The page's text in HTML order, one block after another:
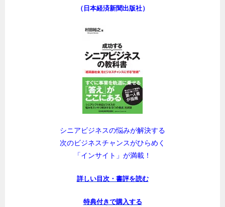
（日本経済新聞出版社）
シニアビジネスの悩みが解決する
次のビジネスチャンスがひらめく
「インサイト」が満載！
詳しい目次・書評を読む
特典付きで購入する